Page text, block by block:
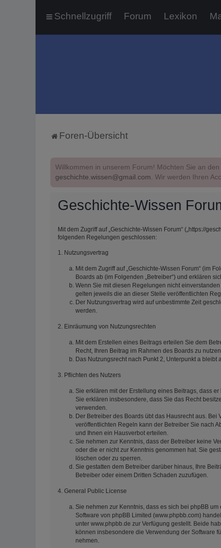
Schnellzugriff Forum Lexikon
Foren-Übersicht
Willkommen in unserem Forum! Möchten Sie an
geschichte.wissen@gmail.com. Wir werden Ihren
Geschichte-Wissen
Mit dem Zugriff auf „Geschichte-Wissen Forum“ („https://
folgenden Regelungen geschlossen:
1. Nutzungsvertrag
Mit dem Zugriff auf „Geschichte-Wissen Forum“ (im
Boards ab (im Folgenden „Betreiber“) und erklären
Wenn Sie mit diesen Regelungen nicht
gelten jeweils die an dieser Stelle veröffentlichten
Der Nutzungsvertrag wird auf unbestimmte Zeit
werden.
2. Einräumung von Nutzungsrechten
Mit dem Erstellen eines Beitrags erteilen Sie dem
Recht, Ihren Beitrag im Rahmen des Boards zu
Das Nutzungsrecht nach Punkt 2, Unterpunkt a
3. Pflichten des Nutzers
Sie erklären mit der Erstellung eines Beitrags, dass
Sie erklären insbesondere, dass Sie das Recht
verwenden.
Der Betreiber des Boards übt das Hausrecht aus.
veröffentlichten Regeln kann der Betreiber Sie nach
und Ihnen ein Hausverbot erteilen.
Sie nehmen zur Kenntnis, dass der Betreiber keine
oder die er nicht zur Kenntnis genommen hat. Sie
löschen oder zu sperren.
Sie gestatten dem Betreiber darüber hinaus, Ihre
Betreiber oder einem Dritten Schaden zuzufügen.
4. General Public License
Sie nehmen zur Kenntnis, dass es sich bei phpBB um
Software von phpBB Limited (www.phpbb.com)
unter www.phpbb.de zur Verfügung gestellt. Beide
können insbesondere die Verwendung der Software
nehmen.